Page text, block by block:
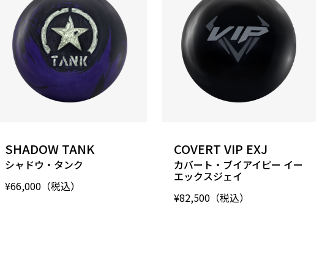
SHADOW TANK
シャドウ・タンク
¥66,000（税込）
COVERT VIP EXJ
カバート・ブイアイピー イー
エックスジェイ
¥82,500（税込）